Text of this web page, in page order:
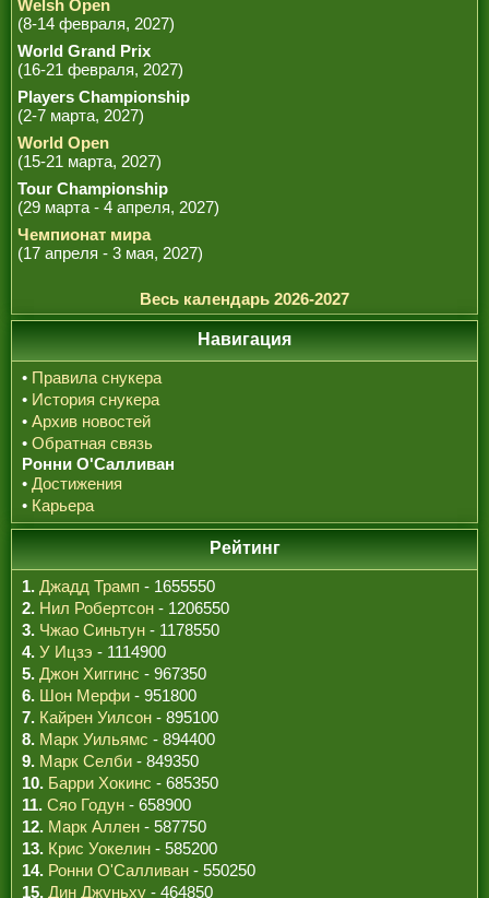
Welsh Open
(8-14 февраля, 2027)
World Grand Prix
(16-21 февраля, 2027)
Players Championship
(2-7 марта, 2027)
World Open
(15-21 марта, 2027)
Tour Championship
(29 марта - 4 апреля, 2027)
Чемпионат мира
(17 апреля - 3 мая, 2027)
Весь календарь 2026-2027
Навигация
• Правила снукера
• История снукера
• Архив новостей
• Обратная связь
Ронни О'Салливан
• Достижения
• Карьера
Рейтинг
1. Джадд Трамп - 1655550
2. Нил Робертсон - 1206550
3. Чжао Синьтун - 1178550
4. У Ицзэ - 1114900
5. Джон Хиггинс - 967350
6. Шон Мерфи - 951800
7. Кайрен Уилсон - 895100
8. Марк Уильямс - 894400
9. Марк Селби - 849350
10. Барри Хокинс - 685350
11. Сяо Годун - 658900
12. Марк Аллен - 587750
13. Крис Уокелин - 585200
14. Ронни О'Салливан - 550250
15. Дин Джуньху - 464850